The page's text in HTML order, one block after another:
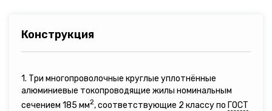
Конструкция
1. Три многопроволочные круглые уплотнённые
алюминиевые токопроводящие жилы номинальным
сечением 185 мм2, соответствующие 2 классу по ГОСТ